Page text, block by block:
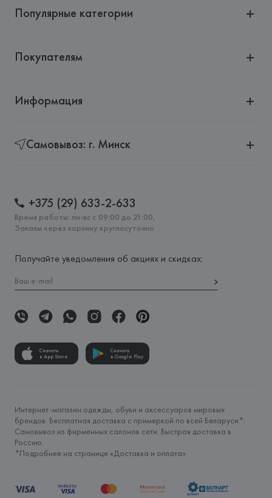
Страна происхождения товара:
Популярные категории
Покупателям
Информация
Самовывоз: г. Минск
+375 (29) 633-2-633
Время работы: пн-вс с 09:00 до 21:00,
Заказы через корзину круглосуточно
Получайте уведомления об акциях и скидках:
Скачать
в App Store
Скачать
в Google Play
Интернет-магазин одежды, обуви и аксессуаров мировых
брендов. Бесплатная доставка с примеркой по всей Беларуси*.
Самовывоз из фирменных салонов сети. Быстрая доставка в
Россию.
*Подробнее на странице «Доставка и оплата»